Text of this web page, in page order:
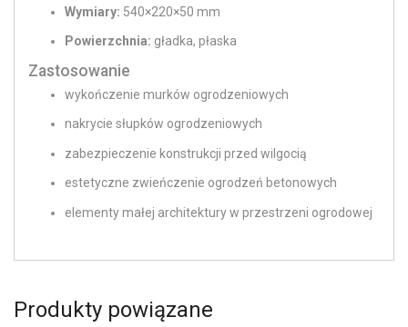
Wymiary: 540×220×50 mm
Powierzchnia: gładka, płaska
Zastosowanie
wykończenie murków ogrodzeniowych
nakrycie słupków ogrodzeniowych
zabezpieczenie konstrukcji przed wilgocią
estetyczne zwieńczenie ogrodzeń betonowych
elementy małej architektury w przestrzeni ogrodowej
Produkty powiązane